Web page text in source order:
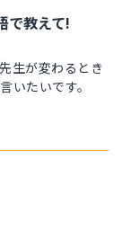
で教えて!
生が変わるとき
たいです。